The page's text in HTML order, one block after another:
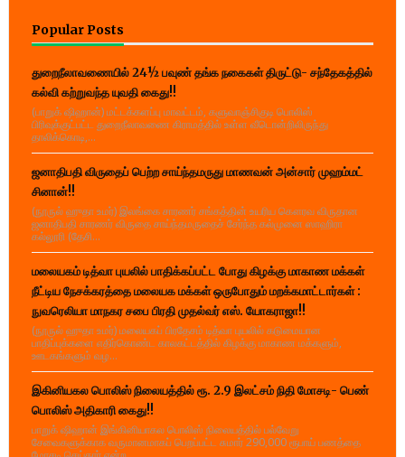
Popular Posts
துறைநீலாவணையில் 24½ பவுண் தங்க நகைகள் திருட்டு- சந்தேகத்தில்
கல்வி கற்றுவந்த யுவதி கைது!!
(பாறுக் ஷிஹான்) மட்டக்களப்பு மாவட்டம், களுவாஞ்சிகுடி பொலிஸ்
பிரிவுக்குட்பட்ட துறைநீலாவணை கிராமத்தில் உள்ள வீடொன்றிலிருந்து
தாலிக்கொடி,...
ஜனாதிபதி விருதைப் பெற்ற சாய்ந்தமருது மாணவன் அன்சார் முஹம்மட்
சினான்!!
(நூருல் ஹுதா உமர்) இலங்கை சாரணர் சங்கத்தின் உயரிய கௌரவ விருதான
ஜனாதிபதி சாரணர் விருதை சாய்ந்தமருதைச் சேர்ந்த கல்முனை ஸாஹிரா
கல்லூரி (தேசி...
மலையகம் டித்வா புயலில் பாதிக்கப்பட்ட போது கிழக்கு மாகாண மக்கள்
நீட்டிய நேசக்கரத்தை மலையக மக்கள் ஒருபோதும் மறக்கமாட்டார்கள் :
நுவரெலியா மாநகர சபை பிரதி முதல்வர் எஸ். யோகராஜா!!
(நூருல் ஹுதா உமர்) மலையகப் பிரதேசம் டித்வா புயலில் கடுமையான
பாதிப்புக்களை எதிர்கொண்ட காலகட்டத்தில் கிழக்கு மாகாண மக்களும்,
ஊடகங்களும் வழ...
இகினியகல பொலிஸ் நிலையத்தில் ரூ. 2.9 இலட்சம் நிதி மோசடி- பெண்
பொலிஸ் அதிகாரி கைது!!
பாறுக் ஷிஹான் இங்கினியாகல பொலிஸ் நிலையத்தில் பல்வேறு
சேவைகளுக்காக வருமானமாகப் பெறப்பட்ட சுமார் 290,000 ரூபாய் பணத்தை